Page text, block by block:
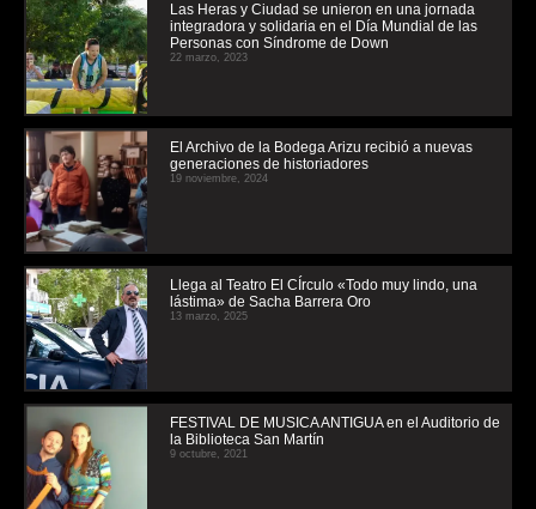
Las Heras y Ciudad se unieron en una jornada
integradora y solidaria en el Día Mundial de las
Personas con Síndrome de Down
22 marzo, 2023
El Archivo de la Bodega Arizu recibió a nuevas
generaciones de historiadores
19 noviembre, 2024
Llega al Teatro El CÍrculo «Todo muy lindo, una
lástima» de Sacha Barrera Oro
13 marzo, 2025
FESTIVAL DE MUSICA ANTIGUA en el Auditorio de
la Biblioteca San Martín
9 octubre, 2021